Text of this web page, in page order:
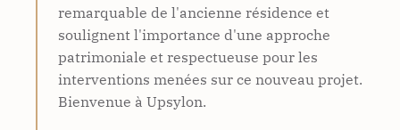
remarquable de l'ancienne résidence et
soulignent l'importance d'une approche
patrimoniale et respectueuse pour les
interventions menées sur ce nouveau projet.
Bienvenue à Upsylon.